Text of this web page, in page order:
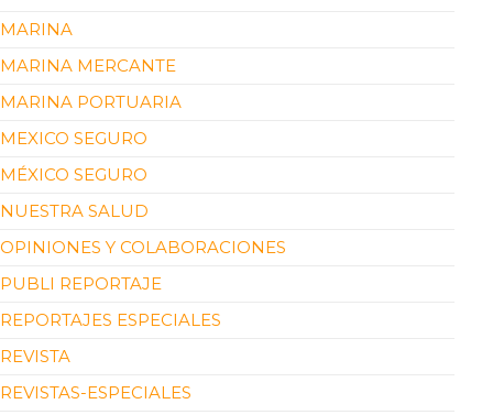
MARINA
MARINA MERCANTE
MARINA PORTUARIA
MEXICO SEGURO
MÉXICO SEGURO
NUESTRA SALUD
OPINIONES Y COLABORACIONES
PUBLI REPORTAJE
REPORTAJES ESPECIALES
REVISTA
REVISTAS-ESPECIALES